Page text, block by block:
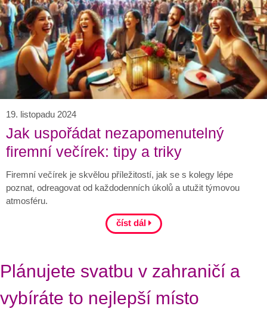
19. listopadu 2024
Jak uspořádat nezapomenutelný
firemní večírek: tipy a triky
Firemní večírek je skvělou příležitostí, jak se s kolegy lépe
poznat, odreagovat od každodenních úkolů a utužit týmovou
atmosféru.
číst dál
Plánujete svatbu v zahraničí a
vybíráte to nejlepší místo